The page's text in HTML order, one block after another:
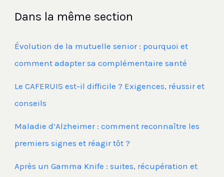
Dans la même section
Évolution de la mutuelle senior : pourquoi et
comment adapter sa complémentaire santé
Le CAFERUIS est-il difficile ? Exigences, réussir et
conseils
Maladie d’Alzheimer : comment reconnaître les
premiers signes et réagir tôt ?
Après un Gamma Knife : suites, récupération et